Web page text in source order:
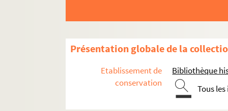
Présentation globale de la
Etablissement de
conservation
Bibliothèque
Tous
Ève